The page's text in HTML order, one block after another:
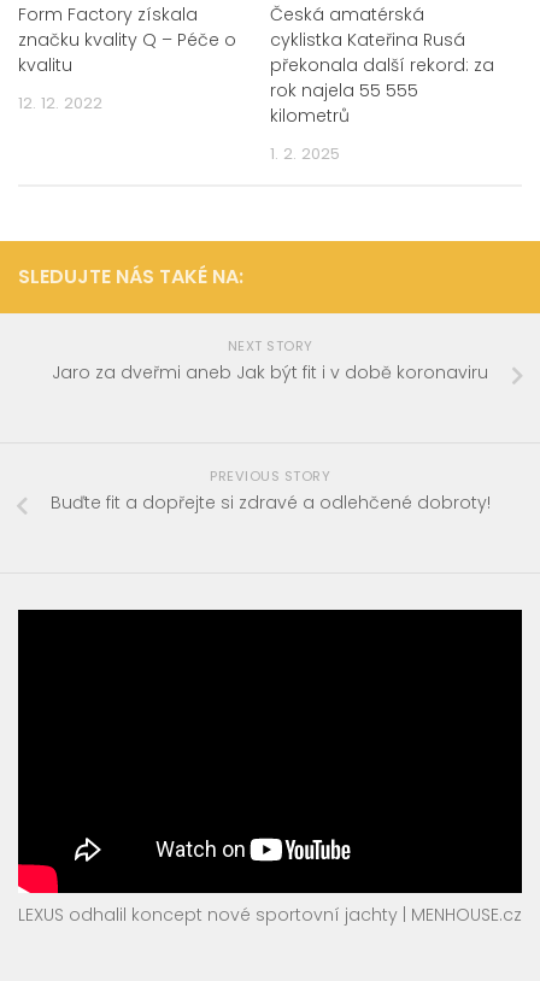
Form Factory získala
značku kvality Q – Péče o
kvalitu
12. 12. 2022
Česká amatérská
cyklistka Kateřina Rusá
překonala další rekord: za
rok najela 55 555
kilometrů
1. 2. 2025
SLEDUJTE NÁS TAKÉ NA:
NEXT STORY
Jaro za dveřmi aneb Jak být fit i v době koronaviru
PREVIOUS STORY
Buďte fit a dopřejte si zdravé a odlehčené dobroty!
LEXUS odhalil koncept nové sportovní jachty | MENHOUSE.cz